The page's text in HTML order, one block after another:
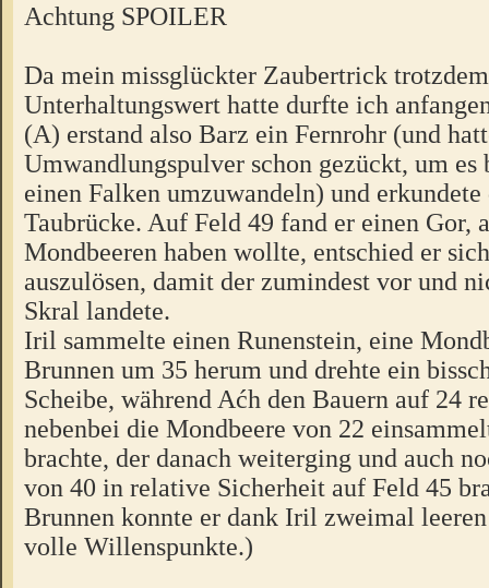
Achtung SPOILER
Da mein missglückter Zaubertrick
Unterhaltungswert hatte durfte ich
(A) erstand also Barz ein Fernrohr (und
Umwandlungspulver schon gezückt, um es
einen Falken umzuwandeln) und
Taubrücke. Auf Feld 49 fand er einen Gor,
Mondbeeren haben wollte, entschied er
auszulösen, damit der zumindest vor und
Skral landete.
Iril sammelte einen Runenstein, eine
Brunnen um 35 herum und drehte ein
Scheibe, während Aćh den Bauern auf 24
nebenbei die Mondbeere von 22
brachte, der danach weiterging und auch
von 40 in relative Sicherheit auf Feld 45
Brunnen konnte er dank Iril zweimal
volle Willenspunkte.)